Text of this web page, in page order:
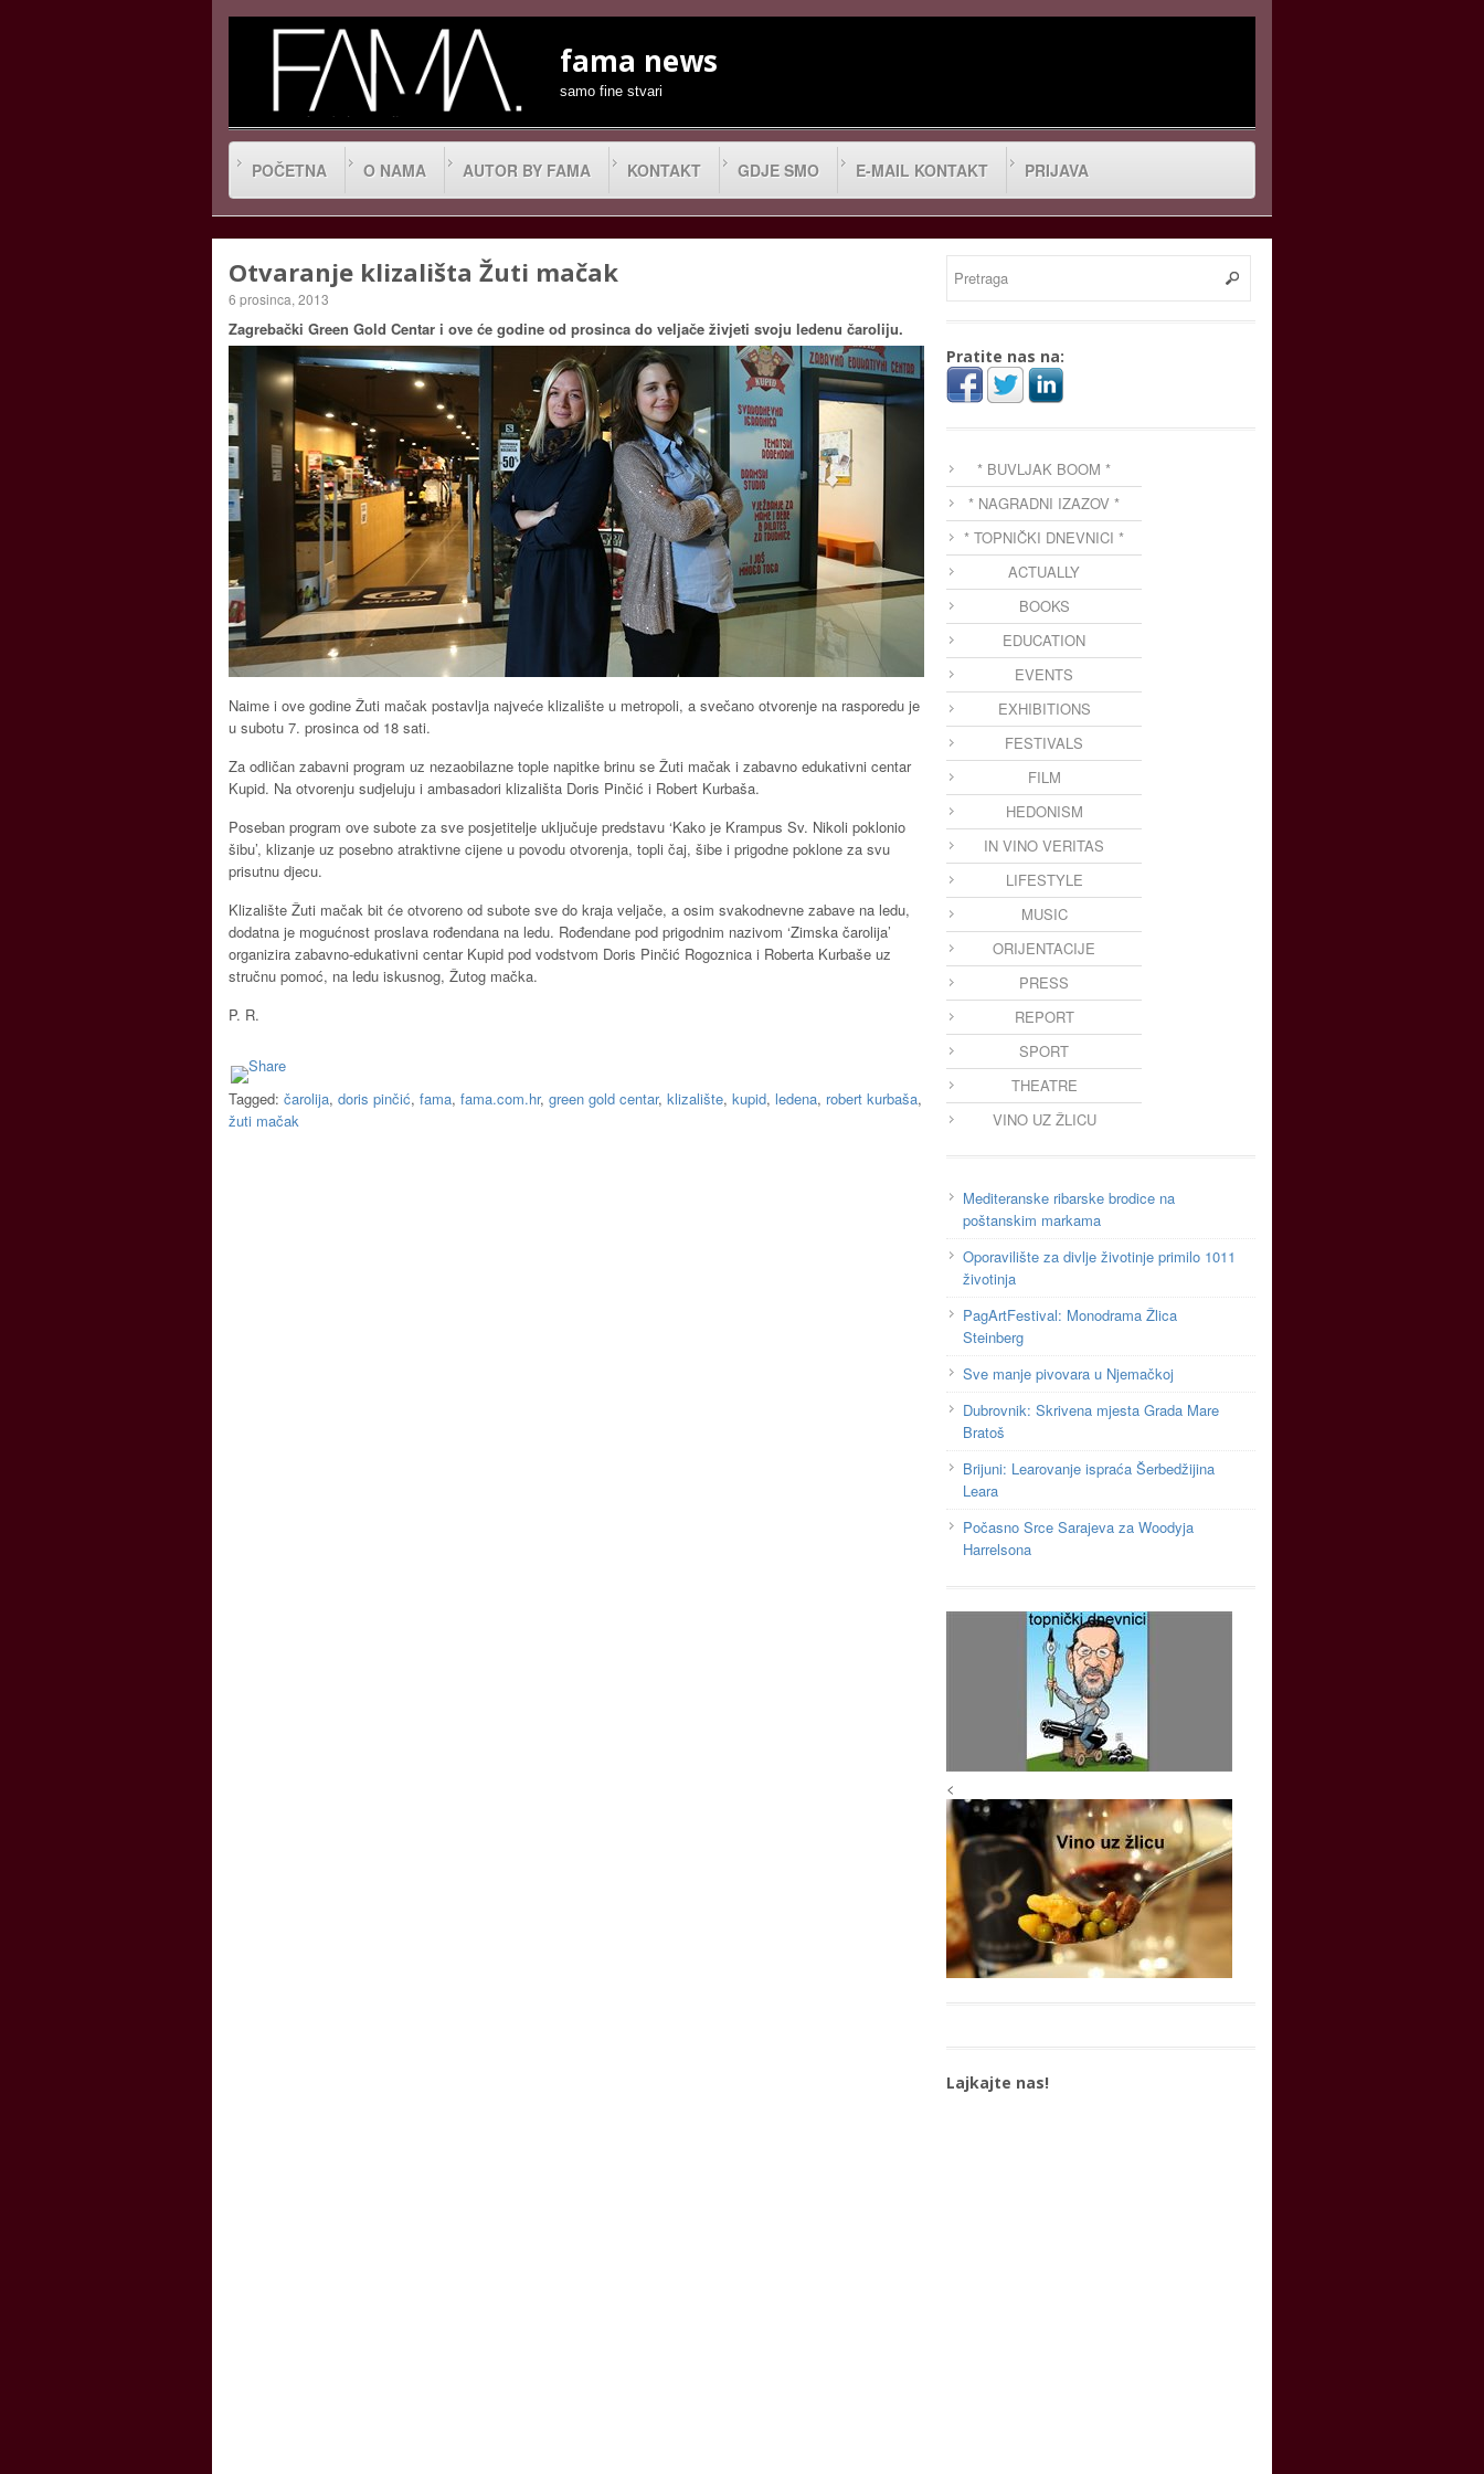
fama news
samo fine stvari
POČETNA O NAMA AUTOR BY FAMA KONTAKT GDJE SMO E-MAIL KONTAKT PRIJAVA
Otvaranje klizališta Žuti mačak
6 prosinca, 2013
Zagrebački Green Gold Centar i ove će godine od prosinca do veljače živjeti svoju ledenu čaroliju.
Naime i ove godine Žuti mačak postavlja najveće klizalište u metropoli, a svečano otvorenje na rasporedu je
u subotu 7. prosinca od 18 sati.
Za odličan zabavni program uz nezaobilazne tople napitke brinu se Žuti mačak i zabavno edukativni centar
Kupid. Na otvorenju sudjeluju i ambasadori klizališta Doris Pinčić i Robert Kurbaša.
Poseban program ove subote za sve posjetitelje uključuje predstavu ‘Kako je Krampus Sv. Nikoli poklonio
šibu’, klizanje uz posebno atraktivne cijene u povodu otvorenja, topli čaj, šibe i prigodne poklone za svu
prisutnu djecu.
Klizalište Žuti mačak bit će otvoreno od subote sve do kraja veljače, a osim svakodnevne zabave na ledu,
dodatna je mogućnost proslava rođendana na ledu. Rođendane pod prigodnim nazivom ‘Zimska čarolija’
organizira zabavno-edukativni centar Kupid pod vodstvom Doris Pinčić Rogoznica i Roberta Kurbaše uz
stručnu pomoć, na ledu iskusnog, Žutog mačka.
P. R.
Tagged: čarolija, doris pinčić, fama, fama.com.hr, green gold centar, klizalište, kupid, ledena, robert kurbaša,
žuti mačak
Pratite nas na:
* BUVLJAK BOOM *
* NAGRADNI IZAZOV *
* TOPNIČKI DNEVNICI *
ACTUALLY
BOOKS
EDUCATION
EVENTS
EXHIBITIONS
FESTIVALS
FILM
HEDONISM
IN VINO VERITAS
LIFESTYLE
MUSIC
ORIJENTACIJE
PRESS
REPORT
SPORT
THEATRE
VINO UZ ŽLICU
Mediteranske ribarske brodice na
poštanskim markama
Oporavilište za divlje životinje primilo 1011
životinja
PagArtFestival: Monodrama Žlica
Steinberg
Sve manje pivovara u Njemačkoj
Dubrovnik: Skrivena mjesta Grada Mare
Bratoš
Brijuni: Learovanje ispraća Šerbedžijina
Leara
Počasno Srce Sarajeva za Woodyja
Harrelsona
<
Lajkajte nas!